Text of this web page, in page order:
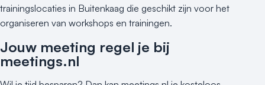
trainingslocaties in Buitenkaag die geschikt zijn voor het
organiseren van workshops en trainingen.
Jouw meeting regel je bij
meetings.nl